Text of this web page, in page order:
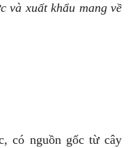
và xuất khẩu mang về
có nguồn gốc từ cây